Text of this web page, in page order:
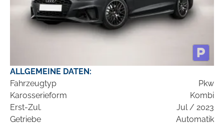
ALLGEMEINE DATEN:
Fahrzeugtyp
Pkw
Karosserieform
Kombi
Erst-Zul.
Jul / 2023
Getriebe
Automatik